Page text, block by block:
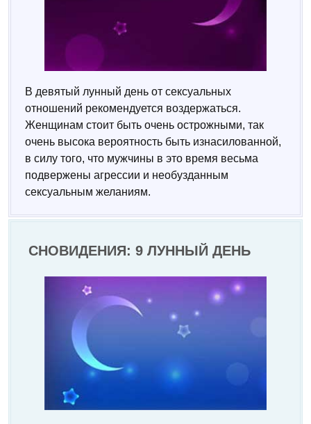
В девятый лунный день от сексуальных
отношений рекомендуется воздержаться.
Женщинам стоит быть очень острожными, так
очень высока вероятность быть изнасилованной,
в силу того, что мужчины в это время весьма
подвержены агрессии и необузданным
сексуальным желаниям.
СНОВИДЕНИЯ: 9 ЛУННЫЙ ДЕНЬ